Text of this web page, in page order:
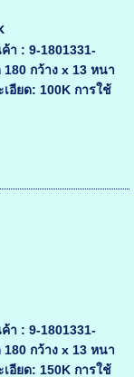
า : 9-1801331-
180 กว้าง x 13 หนา
อียด: 100K การใช้
า : 9-1801331-
180 กว้าง x 13 หนา
อียด: 150K การใช้